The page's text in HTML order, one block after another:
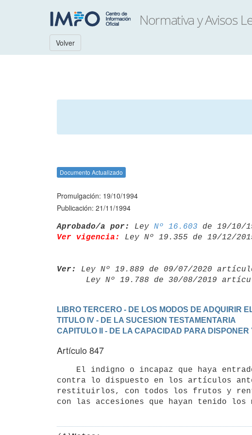
Volver
Documento Actualizado
Promulgación: 19/10/1994
Publicación: 21/11/1994
Aprobado/a por: Ley Nº 16.603
Ver vigencia:
Ley Nº 19.355 de 19/12/
Ver: Ley Nº 19.889 de 09/07/2020
Ley Nº 19.788 de 30/08/2019
LIBRO TERCERO - DE LOS MODOS DE ADQUIRIR
TITULO IV - DE LA SUCESION TESTAMENTARIA
CAPITULO II - DE LA CAPACIDAD PARA
Artículo 847
contra lo dispuesto en los artículos
restituirlos, con todos los frutos y